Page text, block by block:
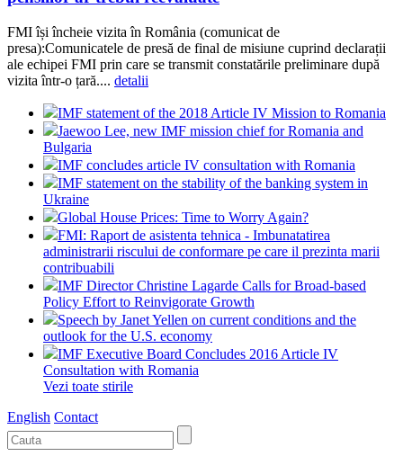
FMI își încheie vizita în România (comunicat de
presa):Comunicatele de presă de final de misiune cuprind declarații
ale echipei FMI prin care se transmit constatările preliminare după
vizita într-o țară.... detalii
IMF statement of the 2018 Article IV Mission to Romania
Jaewoo Lee, new IMF mission chief for Romania and
Bulgaria
IMF concludes article IV consultation with Romania
IMF statement on the stability of the banking system in
Ukraine
Global House Prices: Time to Worry Again?
FMI: Raport de asistenta tehnica - Imbunatatirea
administrarii riscului de conformare pe care il prezinta marii
contribuabili
IMF Director Christine Lagarde Calls for Broad-based
Policy Effort to Reinvigorate Growth
Speech by Janet Yellen on current conditions and the
outlook for the U.S. economy
IMF Executive Board Concludes 2016 Article IV
Consultation with Romania
Vezi toate stirile
English Contact